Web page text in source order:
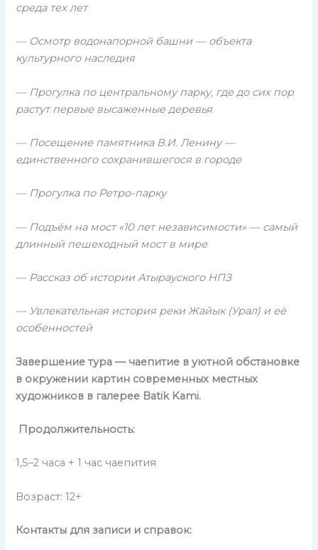
среда тех лет
— Осмотр водонапорной башни — объекта
культурного наследия
— Прогулка по центральному парку, где до сих пор
растут первые высаженные деревья
— Посещение памятника В.И. Ленину —
единственного сохранившегося в городе
— Прогулка по Ретро-парку
— Подъём на мост «10 лет независимости» — самый
длинный пешеходный мост в мире
— Рассказ об истории Атырауского НПЗ
— Увлекательная история реки Жайык (Урал) и её
особенностей
Завершение тура — чаепитие в уютной обстановке
в окружении картин современных местных
художников в галерее Batik Kami.
Продолжительность:
1,5–2 часа + 1 час чаепития
Возраст: 12+
Контакты для записи и справок: